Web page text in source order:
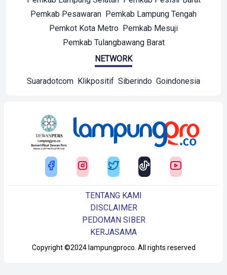
Pemkab Pesawaran Pemkab Lampung Tengah
Pemkot Kota Metro Pemkab Mesuji
Pemkab Tulangbawang Barat
NETWORK
Suaradotcom Klikpositif Siberindo Goindonesia
Copyright ©2024 lampungproco. All rights reserved
TENTANG KAMI
DISCLAIMER
PEDOMAN SIBER
KERJASAMA